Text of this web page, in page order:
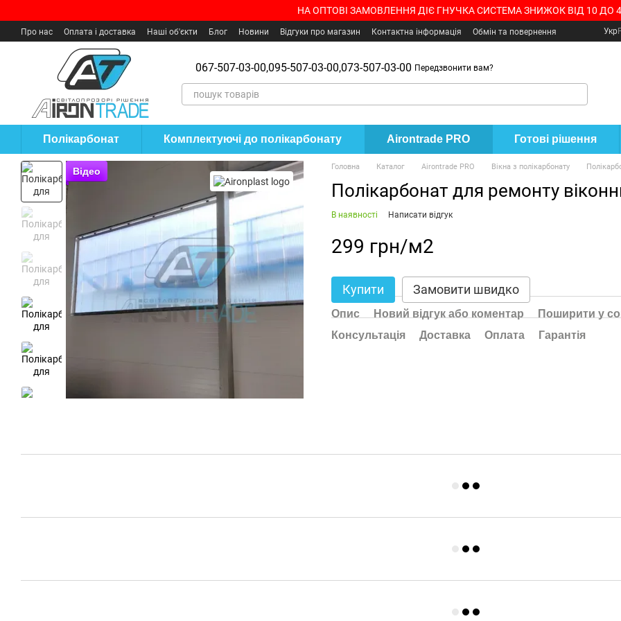
НА ОПТОВІ ЗАМОВЛЕННЯ ДІЄ ГНУЧКА СИСТЕМА ЗНИЖОК ВІД 10 ДО
Про нас Оплата і доставка Наші об'єкти Блог Новини Відгуки про магазин Контактна інформація
Обмін та повернення
Укр
067-507-03-00,095-507-03-00,073-507-03-00 Передзвонити вам?
Полікарбонат Комплектуючі до полікарбонату Airontrade PRO Готові рішення
Відео Головна Каталог Airontrade PRO Вікна з полікарбонату
Полікарбонат для ремонту
В наявності Написати відгук
299 грн/м2
Купити Замовити швидко
Опис Новий відгук або коментар
Поширити у
Консультація
Доставка Оплата Гарантія